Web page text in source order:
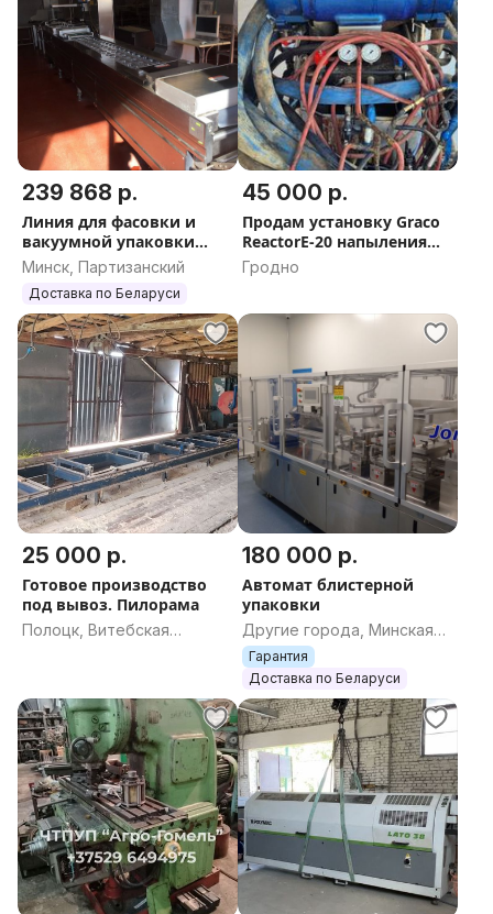
239 868 р.
Линия для фасовки и
вакуумной упаковки
творога
Минск, Партизанский
Доставка по Беларуси
45 000 р.
Продам установку Graco
ReactorE-20 напыления
ППУ
Гродно
25 000 р.
Готовое производство
под вывоз. Пилорама
Полоцк, Витебская
180 000 р.
Автомат блистерной
упаковки
Другие города, Минская
область
Гарантия
Доставка по Беларуси